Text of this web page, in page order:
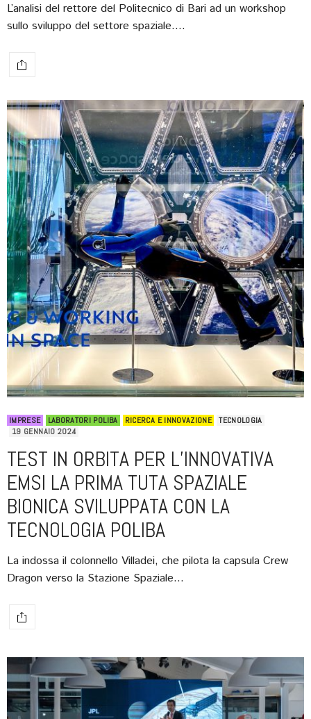
L’analisi del rettore del Politecnico di Bari ad un workshop
sullo sviluppo del settore spaziale.…
IMPRESE LABORATORI POLIBA RICERCA E INNOVAZIONE
TECNOLOGIA
19 GENNAIO 2024
TEST IN ORBITA PER L’INNOVATIVA
EMSI LA PRIMA TUTA SPAZIALE
BIONICA SVILUPPATA CON LA
TECNOLOGIA POLIBA
La indossa il colonnello Villadei, che pilota la capsula Crew
Dragon verso la Stazione Spaziale…